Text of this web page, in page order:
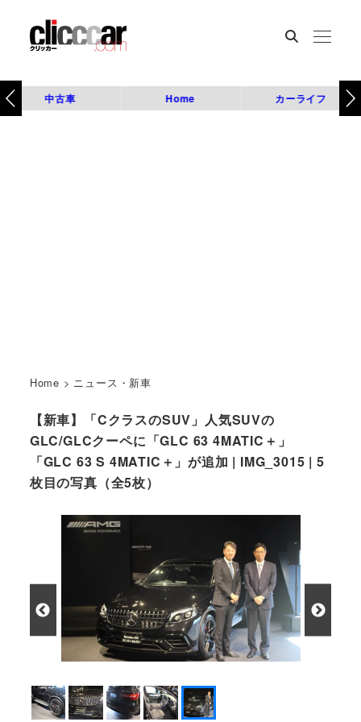
中古車 Home カーライフ
Home > ニュース・新車
【新車】「CクラスのSUV」人気SUVの
GLC/GLCクーペに「GLC 63 4MATIC＋」
「GLC 63 S 4MATIC＋」が追加 | IMG_3015 | 5
枚目の写真（全5枚）